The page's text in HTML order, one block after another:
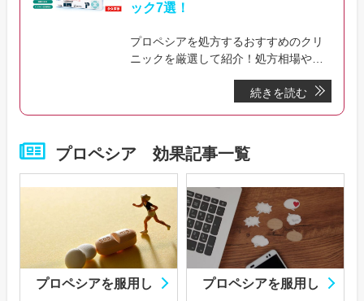
ック7選！
プロペシアを処方するおすすめのクリ
ニックを厳選して紹介！処方相場やク
クリニック診断なども併せて紹介して
続きを読む
プロペシア 効果記事一覧
プロペシアを服用し
プロペシアを服用し